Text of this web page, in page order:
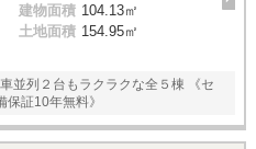
建物面積 104.13㎡
土地面積 154.95㎡
並列２台もラクラクな全５棟 《セ
証10年無料》